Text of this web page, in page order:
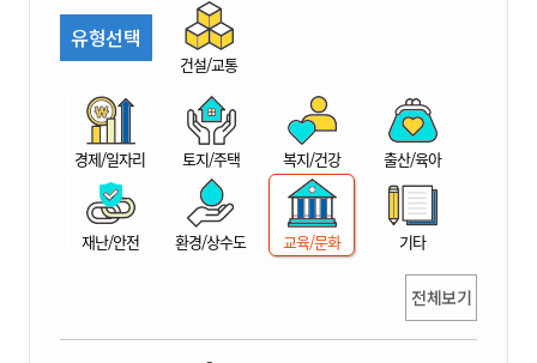
시
산
유형선택
건설/교통
경제/일자리 토지/주택 복지/건강 출산/육아
재난/안전 환경/상수도 교육/문화 기타
전체보기